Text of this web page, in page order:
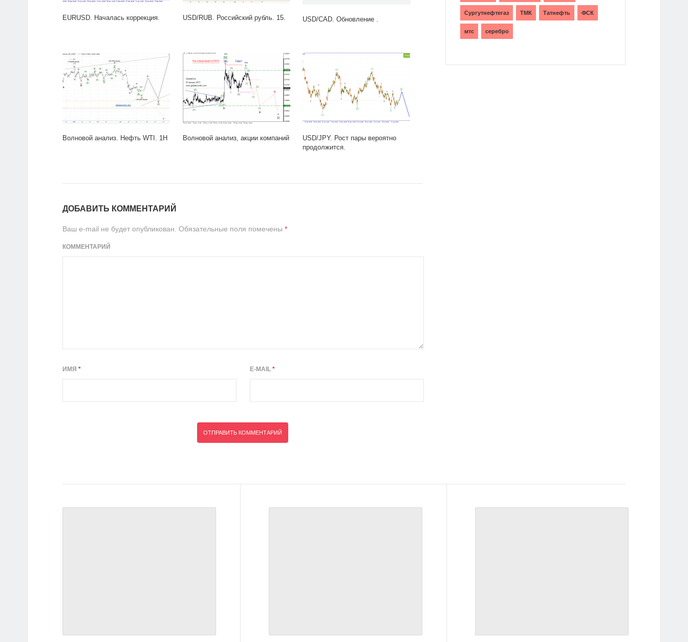
EURUSD. Началась коррекция. USD/RUB. Российский рубль. 15. USD/CAD. Обновление .
Волновой анализ. Нефть WTI. 1H Волновой анализ, акции компаний
USD/JPY. Рост пары вероятно
продолжится.
ДОБАВИТЬ КОММЕНТАРИЙ
Ваш e-mail не будет опубликован. Обязательные поля помечены *
КОММЕНТАРИЙ
ИМЯ * E-MAIL*
Сургутнефтегаз ТМК Татнефть ФСК
мтс серебро